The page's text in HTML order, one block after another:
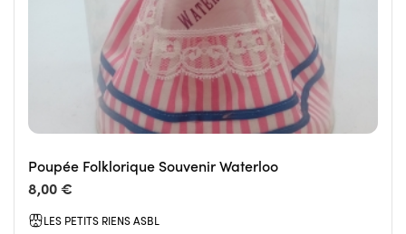
Poupée Folklorique Souvenir Waterloo
8,00 €
LES PETITS RIENS ASBL